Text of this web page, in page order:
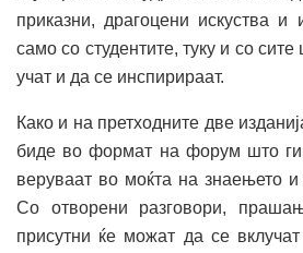
приказни, драгоцени искуства и
само со студентите, туку и со сите
учат и да се инспирираат.
Како и на претходните две
биде во формат на форум што ги
веруваат во моќта на знаењето и
Со отворени разговори,
присутни ќе можат да се